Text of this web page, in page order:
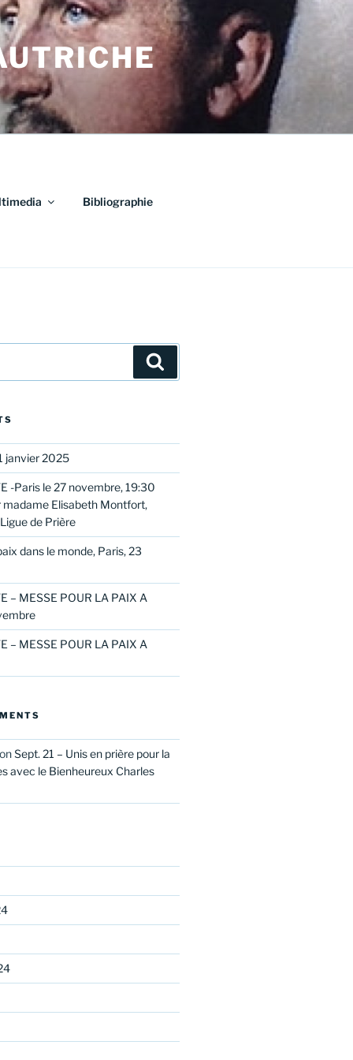
Bibliographie
janvier 2025
-Paris le 27 novembre, 19:30
Elisabeth Montfort,
de Prière
dans le monde, Paris, 23
– MESSE POUR LA PAIX A
– MESSE POUR LA PAIX A
Sept. 21 – Unis en prière pour la
avec le Bienheureux Charles